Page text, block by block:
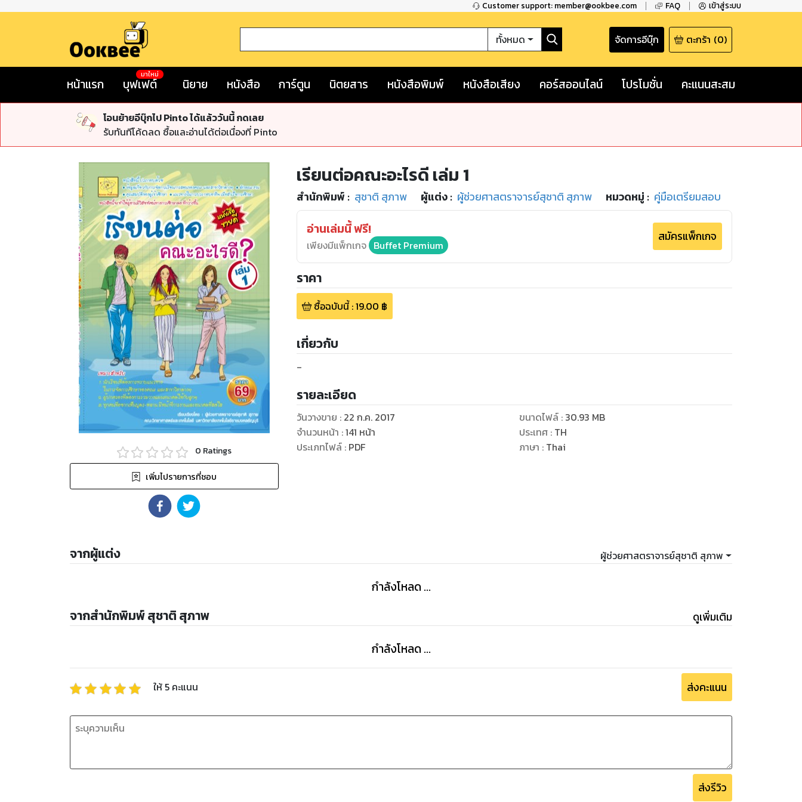
Customer support: member@ookbee.com FAQ เข้าสู่ระบบ
ทั้งหมด จัดการอีบุ๊ก ตะกร้า (0)
หน้าแรก บุฟเฟต์
มาใหม่
นิยาย หนังสือ การ์ตูน นิตยสาร หนังสือพิมพ์ หนังสือเสียง คอร์สออนไลน์ โปรโมชั่น คะแนนสะสม
โอนย้ายอีบุ๊กไป Pinto ได้แล้ววันนี้ กดเลย
รับทันทีโค้ดลด ซื้อและอ่านได้ต่อเนื่องที่ Pinto
0 Ratings
เพิ่มไปรายการที่ชอบ
เรียนต่อคณะอะไรดี เล่ม 1
สำนักพิมพ์ : สุชาติ สุภาพ ผู้แต่ง : ผู้ช่วยศาสตราจารย์สุชาติ สุภาพ หมวดหมู่ : คู่มือเตรียมสอบ
อ่านเล่มนี้ ฟรี!
เพียงมีแพ็กเกจ Buffet Premium
สมัครแพ็กเกจ
ราคา
ซื้อฉบับนี้:19.00 ฿
เกี่ยวกับ
-
รายละเอียด
วันวางขาย : 22 ก.ค. 2017
จำนวนหน้า :141 หน้า
ประเภทไฟล์: PDF
ขนาดไฟล์: 30.93 MB
ประเทศ : TH
ภาษา : Thai
จากผู้แต่ง ผู้ช่วยศาสตราจารย์สุชาติ สุภาพ
กำลังโหลด ...
จากสำนักพิมพ์ สุชาติ สุภาพ ดูเพิ่มเติม
กำลังโหลด ...
ให้ 5 คะแนน ส่งคะแนน
ส่งรีวิว